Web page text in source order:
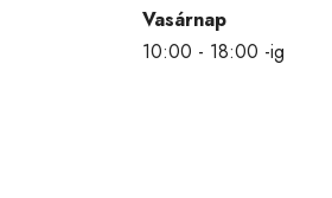
Vasárnap
10:00 - 18:00 -ig